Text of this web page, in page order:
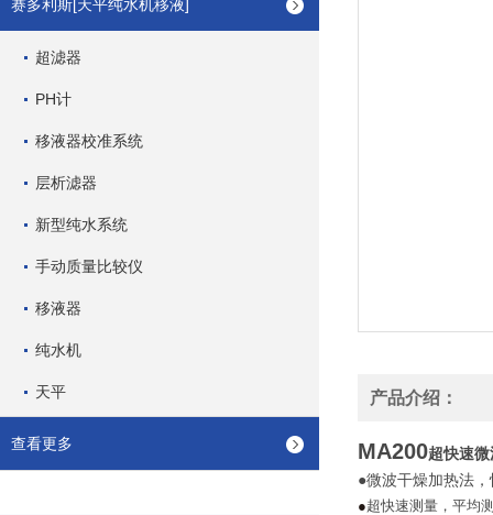
赛多利斯[天平纯水机移液]
超滤器
PH计
移液器校准系统
层析滤器
新型纯水系统
手动质量比较仪
移液器
纯水机
天平
查看更多
产品介绍：
MA200超快速
●微波干燥加热法
●超快速测量，平均